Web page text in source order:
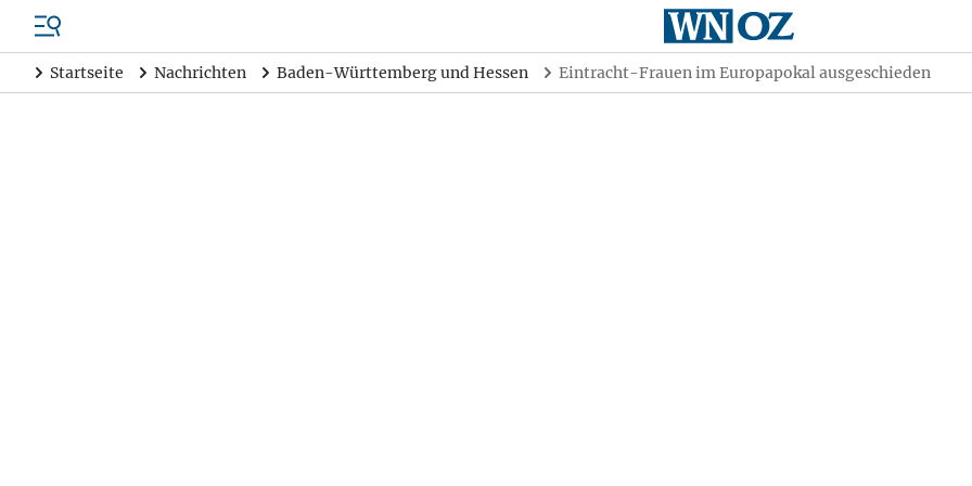
Startseite Nachrichten Baden-Württemberg und Hessen Eintracht-Frauen im Europapokal ausgeschieden